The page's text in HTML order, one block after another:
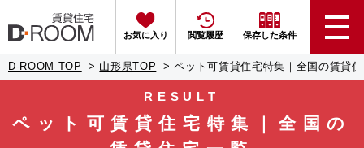
お気に入り 閲覧履歴 保存した条件
D-ROOM TOP 山形県TOP ペット可賃貸住宅特集｜全国の賃貸
RESULT
ペット可賃貸住宅特集｜全国の